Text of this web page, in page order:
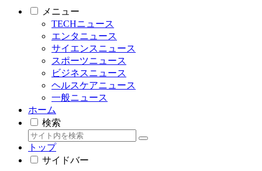
メニュー
TECHニュース
エンタニュース
サイエンスニュース
スポーツニュース
ビジネスニュース
ヘルスケアニュース
一般ニュース
ホーム
検索
トップ
サイドバー